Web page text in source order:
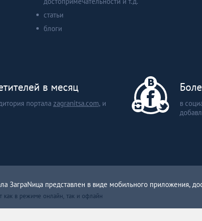
статьи
блоги
в месяц
портала zagranitsa.com, и
в
ЗаграNица представлен в виде мобильного приложения,
как в режиме онлайн, так и офлайн